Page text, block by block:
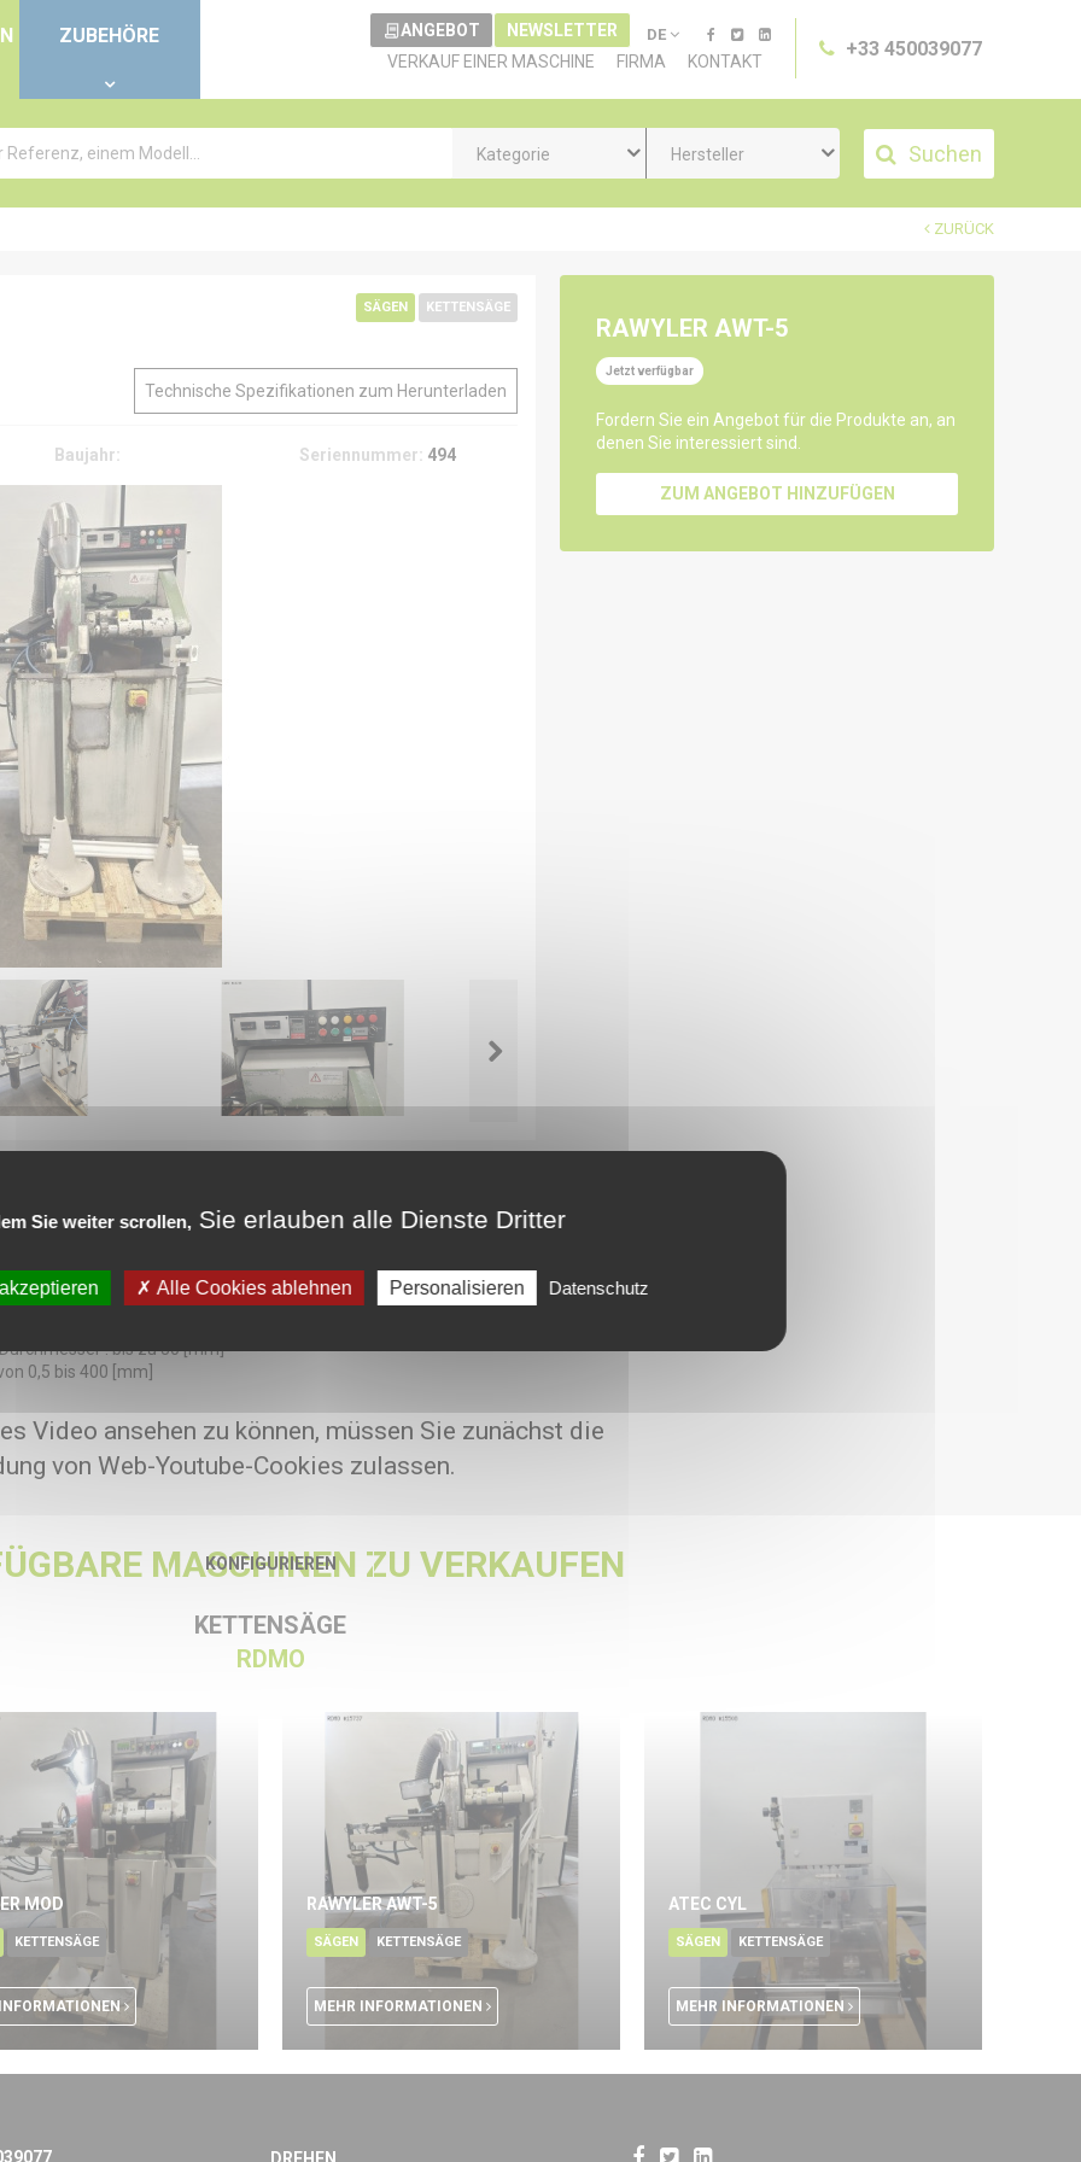
Sie weiter scrollen, Sie erlauben alle Dienste Dritter
Alle Cookies ablehnen Personalisieren Datenschutz
ZUBEHÖRE
+33 450039077
ANGEBOT NEWSLETTER DE
VERKAUF EINER MASCHINE FIRMA KONTAKT
Kategorie Hersteller Suchen
ZURÜCK
SÄGEN KETTENSÄGE
Technische Spezifikationen zum Herunterladen
Baujahr: Seriennummer: 494
[mm]
: 880 [kg]
: bis zu 250 [mm]
: bis zu 30 [mm]
0,5 bis 400 [mm]
RAWYLER AWT-5
Jetzt verfügbar
Fordern Sie ein Angebot für die Produkte an, an
denen Sie interessiert sind.
ZUM ANGEBOT HINZUFÜGEN
Video ansehen zu können, müssen Sie zunächst die
von Web-Youtube-Cookies zulassen.
KONFIGURIEREN
MASCHINEN ZU VERKAUFEN
KETTENSÄGE
RDMO
MOD
KETTENSÄGE
RAWYLER AWT-5
SÄGEN KETTENSÄGE
MEHR INFORMATIONEN
ATEC CYL
SÄGEN KETTENSÄGE
MEHR INFORMATIONEN